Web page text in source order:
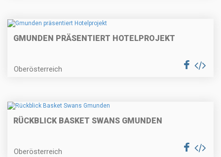
GMUNDEN PRÄSENTIERT HOTELPROJEKT
Oberösterreich
RÜCKBLICK BASKET SWANS GMUNDEN
Oberösterreich